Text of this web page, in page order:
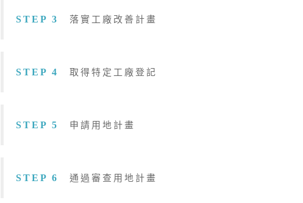
STEP 3 落實工廠改善計畫
STEP 4 取得特定工廠登記
STEP 5 申請用地計畫
STEP 6 通過審查用地計畫